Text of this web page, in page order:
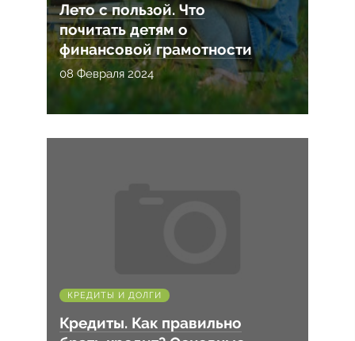
Лето с пользой. Что
почитать детям о
финансовой грамотности
08 Февраля 2024
КРЕДИТЫ И ДОЛГИ
Кредиты. Как правильно